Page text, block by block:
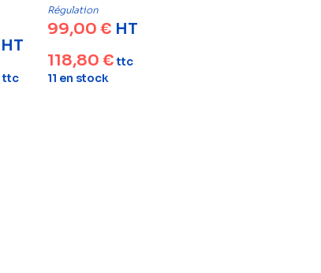
HT
ttc
Régulation
99,00 € HT
118,80 €ttc
11 en stock